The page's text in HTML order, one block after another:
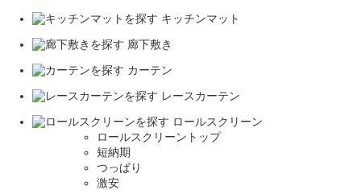
キッチンマット
廊下敷き
カーテン
レースカーテン
ロールスクリーン
ロールスクリーントップ
短納期
つっぱり
激安